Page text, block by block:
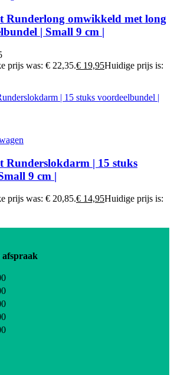
Runderlong omwikkeld met long
| Small 9 cm |
prijs was: € 22,35.€ 19,95Huidige prijs is:
Runderslokdarm | 15 stuks
9 cm |
prijs was: € 20,85.€ 14,95Huidige prijs is:
afspraak